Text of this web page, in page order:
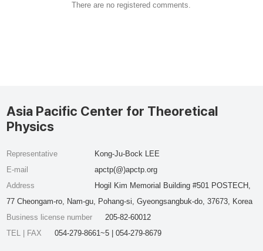
There are no registered comments.
Asia Pacific Center for Theoretical
Physics
Representative
Kong-Ju-Bock LEE
E-mail
apctp(@)apctp.org
Address
Hogil Kim Memorial Building #501 POSTECH,
77 Cheongam-ro, Nam-gu, Pohang-si, Gyeongsangbuk-do, 37673, Korea
Business license number
205-82-60012
TEL | FAX
054-279-8661~5 | 054-279-8679